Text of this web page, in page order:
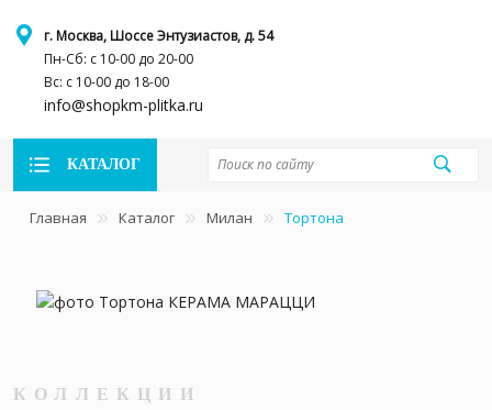
г. Москва, Шоссе Энтузиастов, д. 54
Пн-Сб: с 10-00 до 20-00
Вс: с 10-00 до 18-00
info@shopkm-plitka.ru
КАТАЛОГ
Главная Каталог Милан Тортона
КОЛЛЕКЦИИ